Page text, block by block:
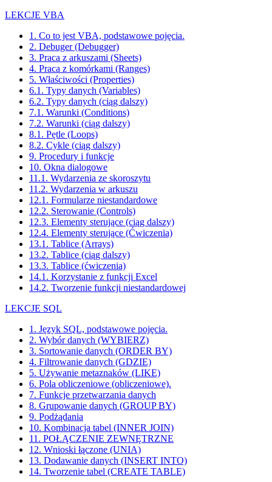
LEKCJE VBA
1. Co to jest VBA, podstawowe pojęcia.
2. Debuger (Debugger)
3. Praca z arkuszami (Sheets)
4. Praca z komórkami (Ranges)
5. Właściwości (Properties)
6.1. Typy danych (Variables)
6.2. Typy danych (ciąg dalszy)
7.1. Warunki (Conditions)
7.2. Warunki (ciąg dalszy)
8.1. Pętle (Loops)
8.2. Cykle (ciąg dalszy)
9. Procedury i funkcje
10. Okna dialogowe
11.1. Wydarzenia ze skoroszytu
11.2. Wydarzenia w arkuszu
12.1. Formularze niestandardowe
12.2. Sterowanie (Controls)
12.3. Elementy sterujące (ciąg dalszy)
12.4. Elementy sterujące (Ćwiczenia)
13.1. Tablice (Arrays)
13.2. Tablice (ciąg dalszy)
13.3. Tablice (ćwiczenia)
14.1. Korzystanie z funkcji Excel
14.2. Tworzenie funkcji niestandardowej
LEKCJE SQL
1. Język SQL, podstawowe pojęcia.
2. Wybór danych (WYBIERZ)
3. Sortowanie danych (ORDER BY)
4. Filtrowanie danych (GDZIE)
5. Używanie metaznaków (LIKE)
6. Pola obliczeniowe (obliczeniowe).
7. Funkcje przetwarzania danych
8. Grupowanie danych (GROUP BY)
9. Podżądania
10. Kombinacja tabel (INNER JOIN)
11. POŁĄCZENIE ZEWNĘTRZNE
12. Wnioski łączone (UNIA)
13. Dodawanie danych (INSERT INTO)
14. Tworzenie tabel (CREATE TABLE)